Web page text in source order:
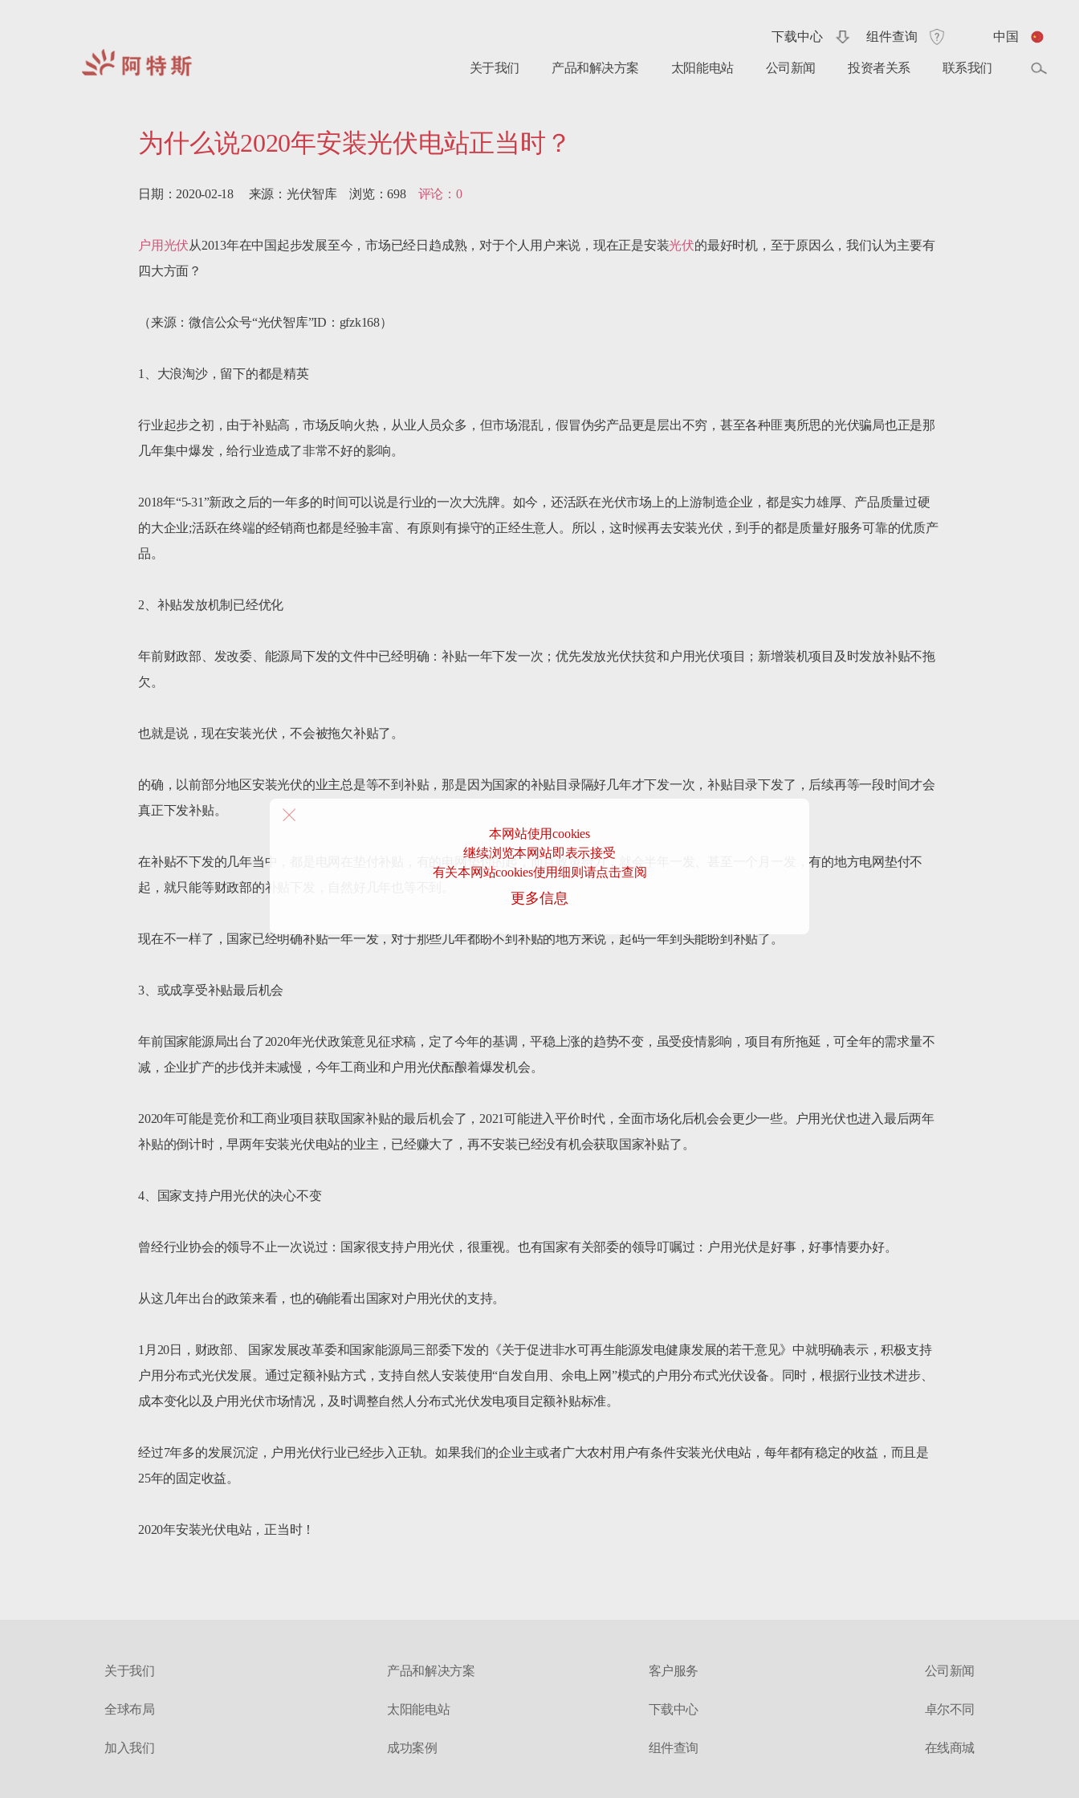
本网站使用cookies
继续浏览本网站即表示接受
有关本网站cookies使用细则请点击查阅
更多信息
关于我们 产品和解决方案 太阳能电站 公司新闻 投资者关系 联系我们
中国
组件查询
下载中心
为什么说2020年安装光伏电站正当时？
日期：2020-02-18     来源：光伏智库    浏览：698 评论：0
户用光伏从2013年在中国起步发展至今，市场已经日趋成熟，对于个人用户来说，现在正是安装光伏的最好时机，至于原因么，我们认为主要有
四大方面？
（来源：微信公众号“光伏智库”ID：gfzk168）
1、大浪淘沙，留下的都是精英
行业起步之初，由于补贴高，市场反响火热，从业人员众多，但市场混乱，假冒伪劣产品更是层出不穷，甚至各种匪夷所思的光伏骗局也正是那
几年集中爆发，给行业造成了非常不好的影响。
2018年“5-31”新政之后的一年多的时间可以说是行业的一次大洗牌。如今，还活跃在光伏市场上的上游制造企业，都是实力雄厚、产品质量过硬
的大企业;活跃在终端的经销商也都是经验丰富、有原则有操守的正经生意人。所以，这时候再去安装光伏，到手的都是质量好服务可靠的优质产
品。
2、补贴发放机制已经优化
年前财政部、发改委、能源局下发的文件中已经明确：补贴一年下发一次；优先发放光伏扶贫和户用光伏项目；新增装机项目及时发放补贴不拖
欠。
也就是说，现在安装光伏，不会被拖欠补贴了。
的确，以前部分地区安装光伏的业主总是等不到补贴，那是因为国家的补贴目录隔好几年才下发一次，补贴目录下发了，后续再等一段时间才会
真正下发补贴。
在补贴不下发的几年当中，都是电网在垫付补贴，有的电网垫付的起，而且政策给力，就会半年一发、甚至一个月一发，有的地方电网垫付不
起，就只能等财政部的补贴下发，自然好几年也等不到。
现在不一样了，国家已经明确补贴一年一发，对于那些几年都盼不到补贴的地方来说，起码一年到头能盼到补贴了。
3、或成享受补贴最后机会
年前国家能源局出台了2020年光伏政策意见征求稿，定了今年的基调，平稳上涨的趋势不变，虽受疫情影响，项目有所拖延，可全年的需求量不
减，企业扩产的步伐并未减慢，今年工商业和户用光伏酝酿着爆发机会。
2020年可能是竞价和工商业项目获取国家补贴的最后机会了，2021可能进入平价时代，全面市场化后机会会更少一些。户用光伏也进入最后两年
补贴的倒计时，早两年安装光伏电站的业主，已经赚大了，再不安装已经没有机会获取国家补贴了。
4、国家支持户用光伏的决心不变
曾经行业协会的领导不止一次说过：国家很支持户用光伏，很重视。也有国家有关部委的领导叮嘱过：户用光伏是好事，好事情要办好。
从这几年出台的政策来看，也的确能看出国家对户用光伏的支持。
1月20日，财政部、 国家发展改革委和国家能源局三部委下发的《关于促进非水可再生能源发电健康发展的若干意见》中就明确表示，积极支持
户用分布式光伏发展。通过定额补贴方式，支持自然人安装使用“自发自用、余电上网”模式的户用分布式光伏设备。同时，根据行业技术进步、
成本变化以及户用光伏市场情况，及时调整自然人分布式光伏发电项目定额补贴标准。
经过7年多的发展沉淀，户用光伏行业已经步入正轨。如果我们的企业主或者广大农村用户有条件安装光伏电站，每年都有稳定的收益，而且是
25年的固定收益。
关于我们 产品和解决方案 客户服务 公司新闻
全球布局 太阳能电站 下载中心 卓尔不同
加入我们 成功案例 组件查询 在线商城